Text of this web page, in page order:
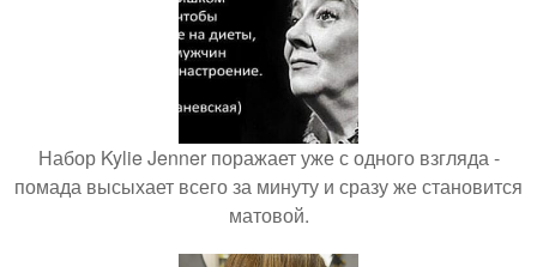
Набор Kylie Jenner поражает уже с одного взгляда -
помада высыхает всего за минуту и сразу же становится
матовой.